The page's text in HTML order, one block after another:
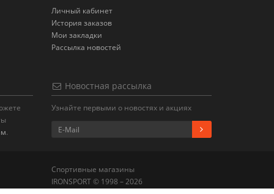
Личный кабинет
История заказов
Мои закладки
Рассылка новостей
.
Новостная рассылка
Узнайте первыми о новостях и акциях
Спортивные магазины
IRONSPORT © 1998 – 2026